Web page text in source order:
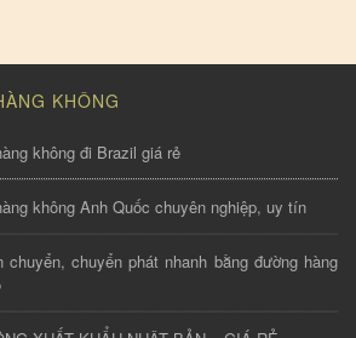
KHÔNG
không đi Brazil giá rẻ
không Anh Quốc chuyên nghiệp, uy tín
chuyển phát nhanh bằng đường hàng